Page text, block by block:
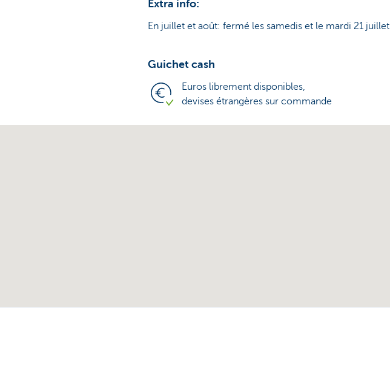
Extra info:
En juillet et août: fermé les samedis et le mardi 21 juillet
Guichet cash
Euros librement disponibles,
devises étrangères sur commande